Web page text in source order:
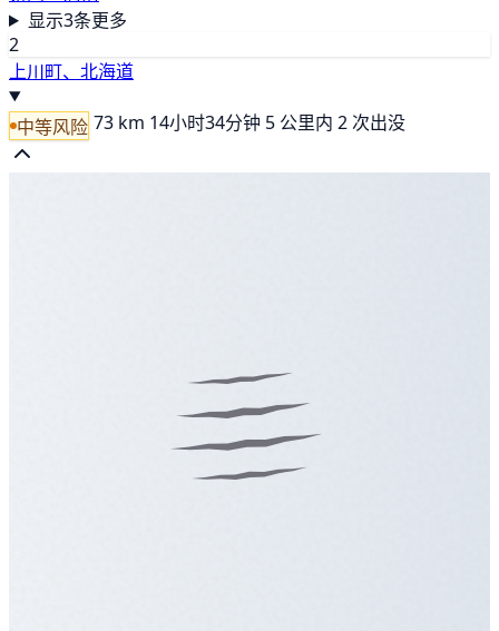
显示3条更多
2
上川町、北海道
中等风险 73 km 14小时34分钟 5 公里内 2 次出没